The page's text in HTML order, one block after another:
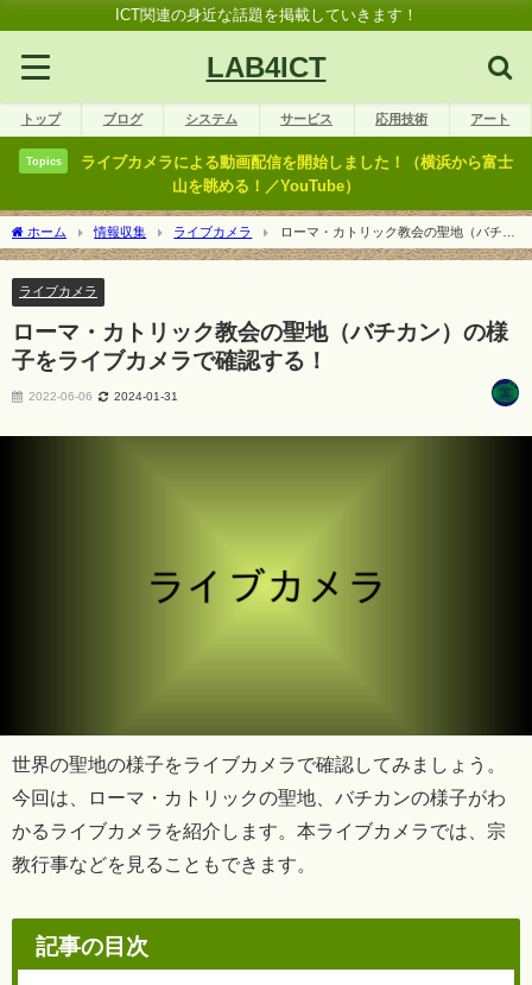
ICT関連の身近な話題を掲載していきます！
LAB4ICT
トップ ブログ システム サービス 応用技術 アート
Topics
ライブカメラによる動画配信を開始しました！（横浜から富士
山を眺める！／YouTube）
ホーム 情報収集 ライブカメラ
ローマ・カトリック教会の聖地（バチカ
ン）の様子をライブカメラで確認する！
ライブカメラ
ローマ・カトリック教会の聖地（バチカン）の様
子をライブカメラで確認する！
2022-06-06 2024-01-31
世界の聖地の様子をライブカメラで確認してみましょう。
今回は、ローマ・カトリックの聖地、バチカンの様子がわ
かるライブカメラを紹介します。本ライブカメラでは、宗
教行事などを見ることもできます。
記事の目次